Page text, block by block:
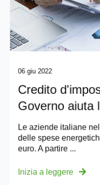
06 giu 2022
Credito
Governo aiuta
Le aziende italiane
delle spese
euro. A partire ...
Inizia a leggere